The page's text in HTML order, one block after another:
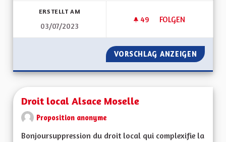
ERSTELLT AM
03/07/2023
49 49 FOLLOWER
FOLGEN
ENSEIGNEMENT
VORSCHLAG ANZEIGEN
Droit local Alsace Moselle
Proposition anonyme
Bonjoursuppression du droit local qui complexifie la